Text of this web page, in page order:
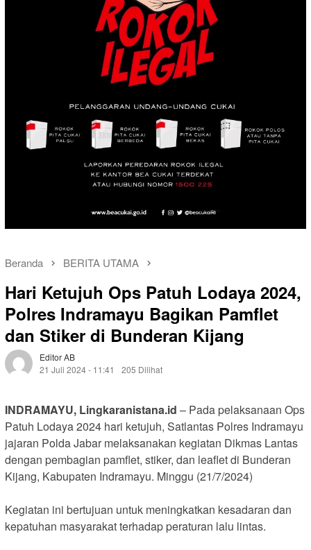
Beranda BERITA UTAMA
Hari Ketujuh Ops Patuh Lodaya 2024,
Polres Indramayu Bagikan Pamflet
dan Stiker di Bunderan Kijang
Editor AB
21 Juli 2024 - 11:41
205 Dilihat
INDRAMAYU, Lingkaranistana.id – Pada pelaksanaan Ops
Patuh Lodaya 2024 hari ketujuh, Satlantas Polres Indramayu
jajaran Polda Jabar melaksanakan kegiatan Dikmas Lantas
dengan pembagian pamflet, stiker, dan leaflet di Bunderan
Kijang, Kabupaten Indramayu. Minggu (21/7/2024)
Kegiatan ini bertujuan untuk meningkatkan kesadaran dan
kepatuhan masyarakat terhadap peraturan lalu lintas.